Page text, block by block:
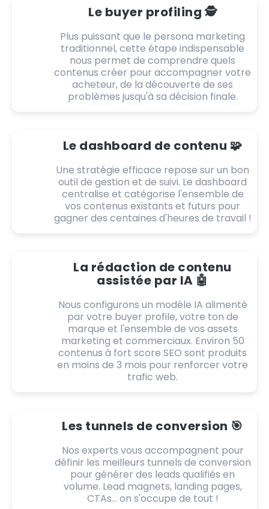
Le buyer profiling 🕵️
Plus puissant que le persona marketing
traditionnel, cette étape indispensable
nous permet de comprendre quels
contenus créer pour accompagner votre
acheteur, de la découverte de ses
problèmes jusqu'à sa décision finale.
Le dashboard de contenu 🧩
Une stratégie efficace repose sur un bon
outil de gestion et de suivi. Le dashboard
centralise et catégorise l'ensemble de
vos contenus existants et futurs pour
gagner des centaines d'heures de travail !
La rédaction de contenu
assistée par IA 🤖
Nous configurons un modèle IA alimenté
par votre buyer profile, votre ton de
marque et l'ensemble de vos assets
marketing et commerciaux. Environ 50
contenus à fort score SEO sont produits
en moins de 3 mois pour renforcer votre
trafic web.
Les tunnels de conversion 🎯
Nos experts vous accompagnent pour
définir les meilleurs tunnels de conversion
pour générer des leads qualifiés en
volume. Lead magnets, landing pages,
CTAs... on s'occupe de tout !